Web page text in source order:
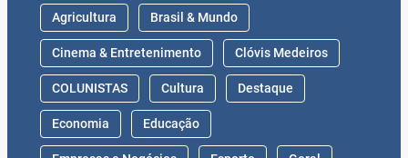
Agricultura Brasil & Mundo
Cinema & Entretenimento Clóvis Medeiros
COLUNISTAS Cultura Destaque
Economia Educação